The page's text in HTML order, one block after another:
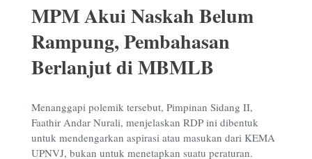
MPM Akui Naskah Belum
Rampung, Pembahasan
Berlanjut di MBMLB
Menanggapi polemik tersebut, Pimpinan Sidang II,
Faathir Andar Nurali, menjelaskan RDP ini dibentuk
untuk mendengarkan aspirasi atau masukan dari KEMA
UPNVJ, bukan untuk menetapkan suatu peraturan.